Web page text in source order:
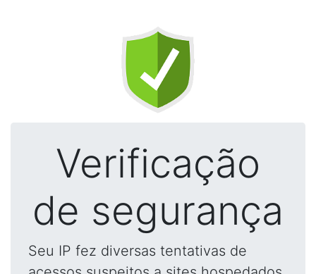
Verificação
de segurança
Seu IP fez diversas tentativas de